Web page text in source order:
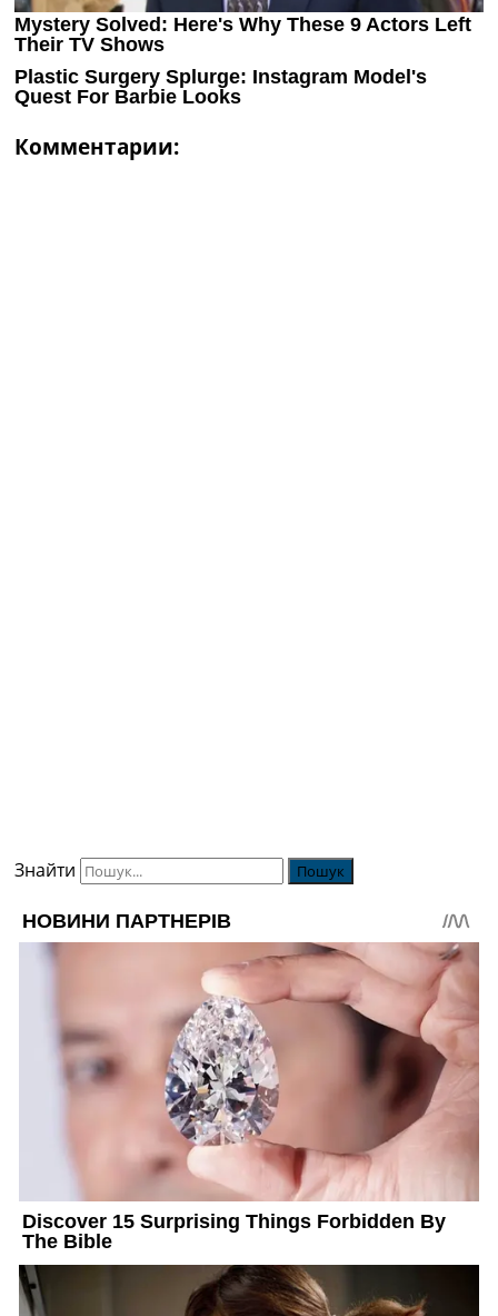
Комментарии:
Знайти